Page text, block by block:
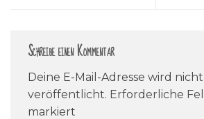
Schreibe einen Kommentar
Deine E-Mail-Adresse wird nicht
veröffentlicht. Erforderliche
markiert